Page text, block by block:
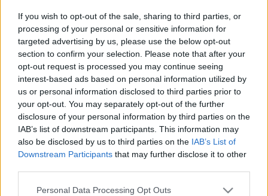
If you wish to opt-out of the sale, sharing to third parties, or
processing of your personal or sensitive information for
targeted advertising by us, please use the below opt-out
section to confirm your selection. Please note that after your
opt-out request is processed you may continue seeing
interest-based ads based on personal information utilized by
us or personal information disclosed to third parties prior to
your opt-out. You may separately opt-out of the further
disclosure of your personal information by third parties on the
IAB’s list of downstream participants. This information may
also be disclosed by us to third parties on the IAB’s List of
Downstream Participants that may further disclose it to other
Please note that this website/app uses one or more Google
Personal Data Processing Opt Outs
alakítja), felesége és gyermeke tragikus elvesztése
után Los Angelesbe költözik, hogy újra összerakja az
életét. A társa Roger Murtaugh (Damon Wayans Sr.)
detektív lesz, akit az orvosok minden stressztől
eltiltottak, mivel volt egy infarktusa. Brewster Dr.
Maureen "Mo" Cahillt alakítja majd, a helyi
túsztárgyalót, aki egyben a rendőrség házi
terapeutája. Brestert korábban az American Crime
Storyban, a Secrets and Lies-ban és a Dallas-
rebootban láthattuk, illetve a Halálos iramban-
franchise filmjeiben. A sorozatot a Fox rendelte be,
az alkotója a Chuckot és Forevert is jegyző Matt
Miller (Chuck, Forever), a pilot rendezője McG lesz.